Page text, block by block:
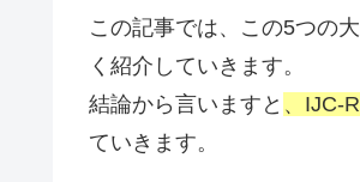
この記事では、この5つの
く紹介していきます。
結論から言いますと 、IJC-
ていきます。